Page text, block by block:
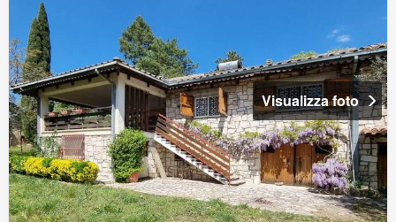
Visualizza foto